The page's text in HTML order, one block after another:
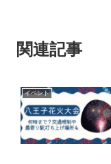
関連記事
イベント